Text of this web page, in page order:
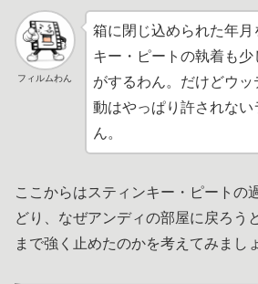
フィルムわん
箱に閉じ込められた年
キー・ピートの執着も
がするわん。だけどウ
動はやっぱり許されな
ん。
ここからはスティンキー・ピートの
どり、なぜアンディの部屋に戻ろう
まで強く止めたのかを考えてみまし